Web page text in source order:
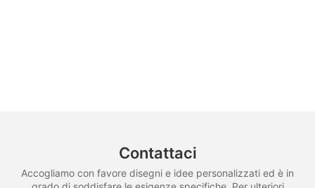
Contattaci
Accogliamo con favore disegni e idee personalizzati ed è in